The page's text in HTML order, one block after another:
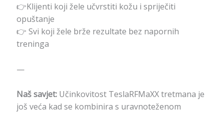
👉Klijenti koji žele učvrstiti kožu i spriječiti
opuštanje
👉 Svi koji žele brže rezultate bez napornih
treninga
—
Naš savjet:Učinkovitost TeslaRFMaXX tretmana je
još veća kad se kombinira s uravnoteženom